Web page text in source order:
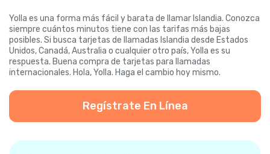
Yolla es una forma más fácil y barata de llamar Islandia. Conozca
siempre cuántos minutos tiene con las tarifas más bajas
posibles. Si busca tarjetas de llamadas Islandia desde Estados
Unidos, Canadá, Australia o cualquier otro país, Yolla es su
respuesta. Buena compra de tarjetas para llamadas
internacionales. Hola, Yolla. Haga el cambio hoy mismo.
Regístrate En Línea